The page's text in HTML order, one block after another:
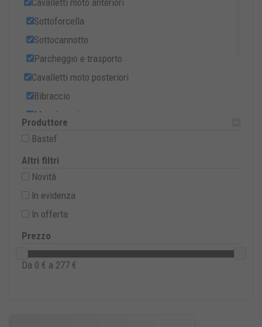
Cavalletti moto anteriori
Sottoforcella
Sottocannotto
Parcheggio e trasporto
Cavalletti moto posteriori
Bibraccio
Monobraccio
Cavalletti cross, trial e motard
Accessori per cavalletti
Offerte speciali
2 CAVALLETTI PER SCATOLA
Produttore
Bastef
Altri filtri
Novità
In evidenza
In offerta
Prezzo
Da 0 € a 277€